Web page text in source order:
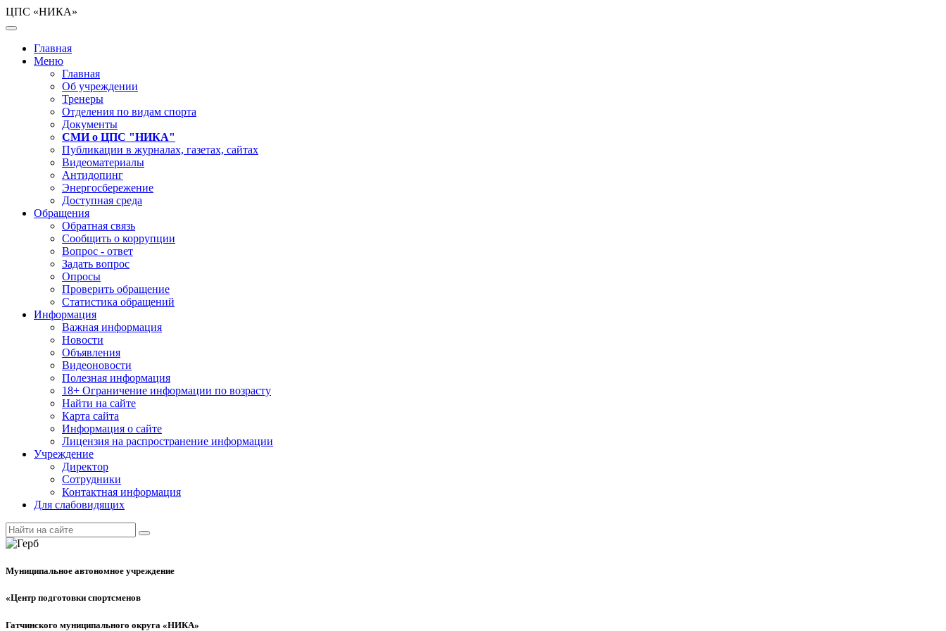
ЦПС «НИКА»
Главная
Меню
Главная
Об учреждении
Тренеры
Отделения по видам спорта
Документы
СМИ о ЦПС "НИКА"
Публикации в журналах, газетах, сайтах
Видеоматериалы
Антидопинг
Энергосбережение
Доступная среда
Обращения
Обратная связь
Сообщить о коррупции
Вопрос - ответ
Задать вопрос
Опросы
Проверить обращение
Статистика обращений
Информация
Важная информация
Новости
Объявления
Видеоновости
Полезная информация
18+ Ограничение информации по возрасту
Найти на сайте
Карта сайта
Информация о сайте
Лицензия на распространение информации
Учреждение
Директор
Сотрудники
Контактная информация
Для слабовидящих
Муниципальное автономное учреждение
«Центр подготовки спортсменов
Гатчинского муниципального округа «НИКА»